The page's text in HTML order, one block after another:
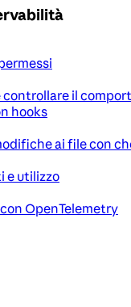
il
hooks
ai file con
e utilizzo
OpenTelemetry